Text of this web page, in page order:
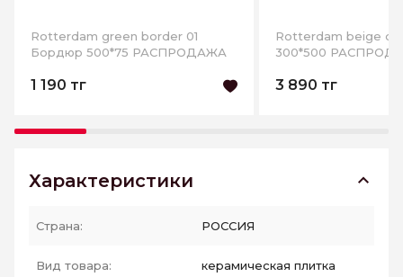
Rotterdam green border 01
Бордюр 500*75 РАСПРОДАЖА
1 190 тг
Rotterdam beige
300*500
3 890 тг
Характеристики
Страна: РОССИЯ
Вид товара: керамическая плитка